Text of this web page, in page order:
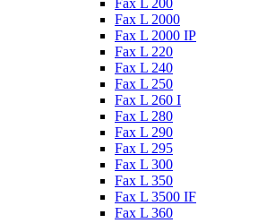
Fax L 2000
Fax L 2000 IP
Fax L 220
Fax L 240
Fax L 250
Fax L 260 I
Fax L 280
Fax L 290
Fax L 295
Fax L 300
Fax L 350
Fax L 3500 IF
Fax L 360